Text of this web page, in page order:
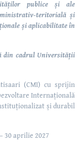
publice și ale
teritorială și
și aplicabilitate în
din cadrul Universității
(CMI) cu sprijin
Internațională
și durabil
30 aprilie 2027